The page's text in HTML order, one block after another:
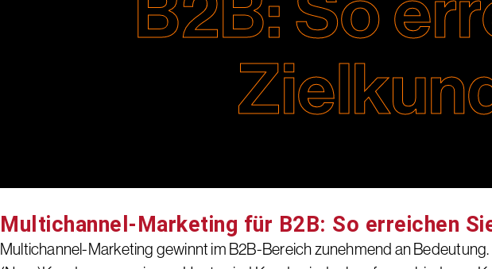
Multichannel-Marketing für B2B: So erreichen
Multichannel-Marketing gewinnt im B2B-Bereich zunehmend an